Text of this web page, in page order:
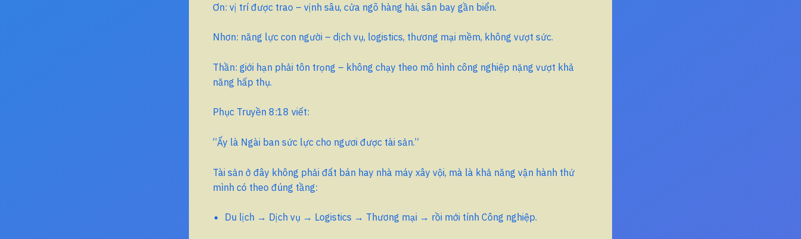
Ơn: vị trí được trao – vịnh sâu, cửa ngõ hàng hải, sân bay gần biển.
Nhơn: năng lực con người – dịch vụ, logistics, thương mại mềm, không vượt sức.
Thần: giới hạn phải tôn trọng – không chạy theo mô hình công nghiệp nặng vượt khả
năng hấp thụ.
Phục Truyền 8:18 viết:
“Ấy là Ngài ban sức lực cho ngươi được tài sản.”
Tài sản ở đây không phải đất bán hay nhà máy xây vội, mà là khả năng vận hành thứ
mình có theo đúng tầng:
Du lịch → Dịch vụ → Logistics → Thương mại → rồi mới tính Công nghiệp.